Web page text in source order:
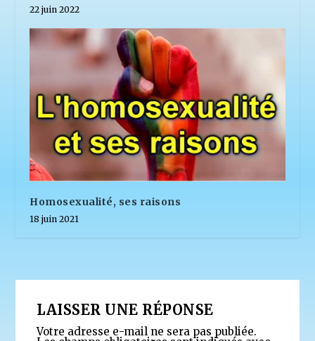
22 juin 2022
Homosexualité, ses raisons
18 juin 2021
LAISSER UNE RÉPONSE
Votre adresse e-mail ne sera pas publiée.